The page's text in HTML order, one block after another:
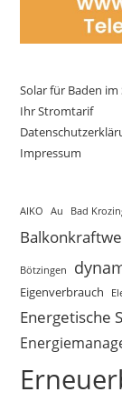
Solar für Baden
Ihr Stromtarif
Impressum
AIKO Au Bad
Bötzingen
Eigenverbrauch
Energetische